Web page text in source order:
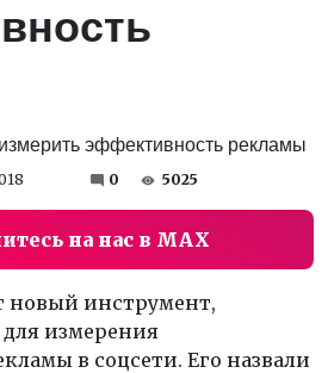
0 5025
на нас в MAX
новый инструмент,
измерения
в соцсети. Его назвали